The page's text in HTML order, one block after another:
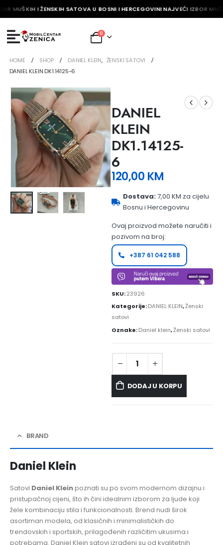
MUŠKIH I ŽENSKIH SATOVA U BOSNI I HERCEGOVINI NAJVEĆI IZBOR
0
HOME SHOP DANIEL KLEIN, ŽENSKI SATOVI
DANIEL KLEIN DK1.14125-6
DANIEL
KLEIN
DK1.14125-
6
120,00 KM
Dostava:7,00 KM za cijelu
Bosnu i Hercegovinu
Ovaj proizvod možete naručiti i
pozivom na broj:
+387 61 042 588
SKU:23926
Kategorije:DANIEL KLEIN,Ženski
satovi
Oznake:Daniel klein,Ženski satovi
DODAJ U KORPU
BRAND
Daniel Klein
Satovi Daniel Kleinpoznati su po svom modernom dizajnu i
pristupačnoj cijeni, što ih čini idealnim izborom za ljude koji
žele kombinaciju stila i funkcionalnosti. Brend nudi širok
asortiman modela, od klasičnih i minimalističkih do
trendovskih i sportskih, prilagođenih različitim ukusima i
potrebama. Daniel Klein satovi izrađeni su od kvalitetnih